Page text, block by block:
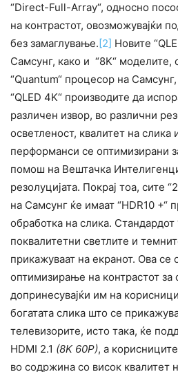
“Direct-Full-Array“, односно
на контрастот, овозможувајќи
без замаглување. [2] Новите
Самсунг, како и “8K“ моделите,
“Quantum“ процесор на
“QLED 4K“ производите да
различен извор, во различни
осветленост, квалитет на слика
перформанси се оптимизирани
помош на Вештачка
резолуцијата. Покрај тоа, сите
на Самсунг ќе имаат “HDR10 +“
обработка на слика. Стандардот
поквалитетни светлите и
прикажуваат на екранот. Ова се
оптимизирање на контрастот за
допринесувајќи им на
богатата слика што се
телевизорите, исто така, ќе
HDMI 2.1 (8K 60P), а
во содржина со висок квалитет